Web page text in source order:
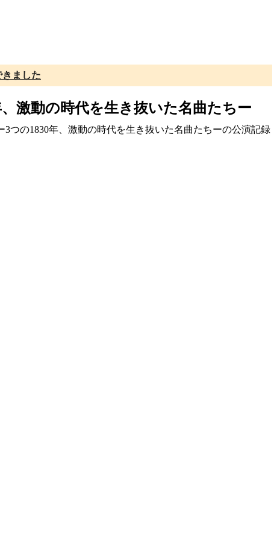
ました
激動の時代を生き抜いた名曲たちー
つの1830年、激動の時代を生き抜いた名曲たちーの公演記録